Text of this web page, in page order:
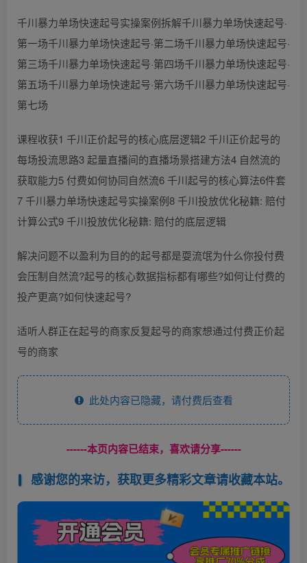
千川暴力单场快速起号实操案例拆解千川暴力单场快速起号·
第一场千川暴力单场快速起号·第二场千川暴力单场快速起号·
第三场千川暴力单场快速起号·第四场千川暴力单场快速起号·
第五场千川暴力单场快速起号·第六场千川暴力单场快速起号·
第七场
课程收获1 千川正价起号的核心底层逻辑2 千川正价起号的
每场投流思路3 起量直播间的直播场景搭建方法4 自然流的
获取能力5 付费如何协同自然流6 千川起号的核心算法6件套
7 千川暴力单场快速起号实操案例8 千川投放优化秘籍: 赔付
计算公式9 千川投放优化秘籍: 赔付的底层逻辑
解决问题不以盈利为目的的起号都是耍流氓为什么你投付费
会压制自然流?起号的核心数据指标都有哪些?如何让付费的
投产更高?如何快速起号?
适听人群正在起号的商家反复起号的商家想通过付费正价起
号的商家
此处内容已隐藏，请付费后查看
------本页内容已结束，喜欢请分享------
感谢您的来访，获取更多精彩文章请收藏本站。